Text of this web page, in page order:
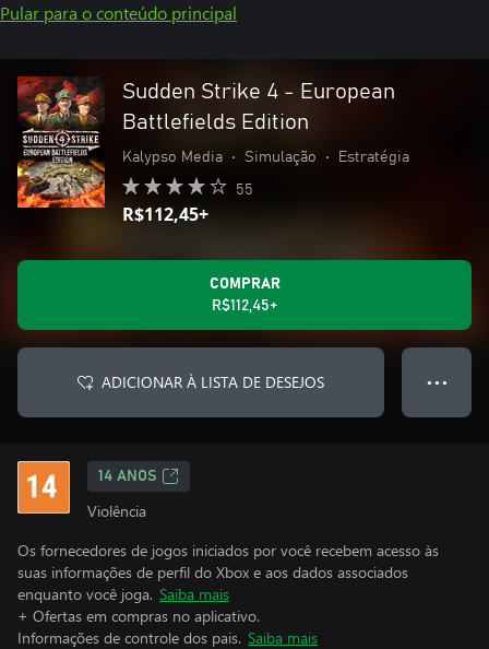
Pular para o conteúdo principal
Sudden Strike 4 - European
Battlefields Edition
Kalypso Media • Simulação • Estratégia
55
R$112,45+
COMPRAR
R$112,45+
ADICIONAR À LISTA DE DESEJOS ● ● ●
14 ANOS
Violência
Os fornecedores de jogos iniciados por você recebem acesso às
suas informações de perfil do Xbox e aos dados associados
enquanto você joga. Saiba mais
+ Ofertas em compras no aplicativo.
Informações de controle dos pais. Saiba mais